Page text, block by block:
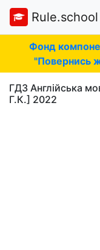
Rule.school
Фонд
"Повернись
ГДЗ Англійська
Г.К.] 2022